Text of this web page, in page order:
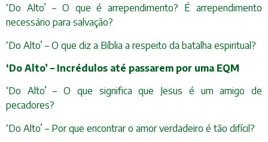
‘Do Alto’ – O que é arrependimento? É arrependimento
necessário para salvação?
‘Do Alto’ – O que diz a Bíblia a respeito da batalha espiritual?
‘Do Alto’ – Incrédulos até passarem por uma EQM
‘Do Alto’ – O que significa que Jesus é um amigo de
pecadores?
‘Do Alto’ – Por que encontrar o amor verdadeiro é tão difícil?